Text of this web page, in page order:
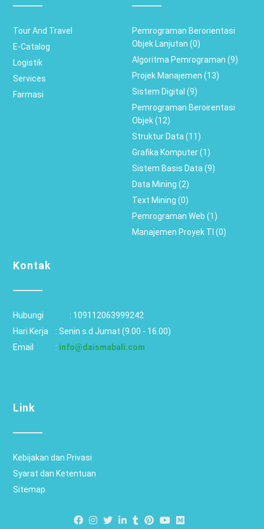
Tour And Travel
E-Catalog
Logistik
Services
Farmasi
Pemrograman Berorientasi
Objek Lanjutan (0)
Algoritma Pemrograman (9)
Projek Manajemen (13)
Sistem Digital (9)
Pemrograman Beroirentasi
Objek (12)
Struktur Data (11)
Grafika Komputer (1)
Sistem Basis Data (9)
Data Mining (2)
Text Mining (0)
Pemrograman Web (1)
Manajemen Proyek TI (0)
Kontak
Hubungi		: 109112063999242
Hari Kerja 	: Senin s.d Jumat (9.00 - 16.00)
Email 		: info@daismabali.com
Link
Kebijakan dan Privasi
Syarat dan Ketentuan
Sitemap